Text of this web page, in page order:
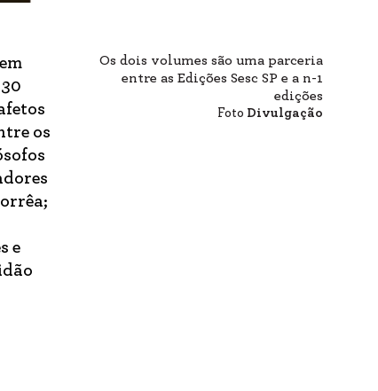
Os dois volumes são uma parceria
entre as Edições Sesc SP e a n-1
edições
Foto Divulgação
os
e